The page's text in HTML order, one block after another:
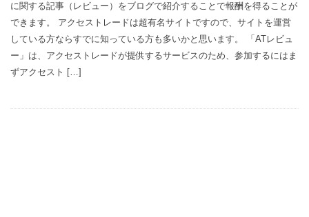
に関する記事（レビュー）をブログで紹介することで報酬を得ることが
できます。 アクセストレードは超有名サイトですので、サイトを運営
している方ならすでに知っている方も多いかと思います。 「ATレビュ
ー」は、アクセストレードが提供するサービスのため、参加するにはま
ずアクセスト […]